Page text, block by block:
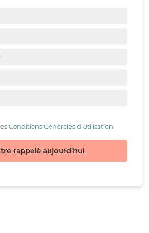
Conditions Générales d'Utilisation
rappelé aujourd'hui